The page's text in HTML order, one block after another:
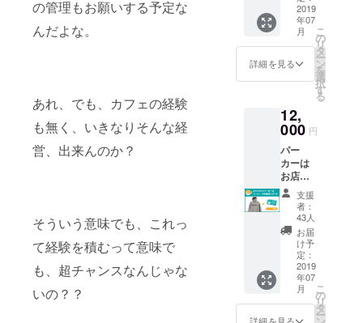
の管理もお願いする予定な
んだよな。
あれ、でも、カフェの経験
も無く、いきなりそんな経
営、出来んのか？
そういう意味でも、これっ
て経験を積むって意味で
も、超チャンスなんじゃな
いの？？
スにて
２０１
９年７
（月）
１９時~
分。
は？ ・
喋りの
「間」
とは？
などな
関する
基礎を
しま
す。 ＠
Pharma
cy
Coffee
Labの上
の階、
（株）
TDXの
新しい
オフィ
スにて
一緒に
カッピ
ングし
ながら
みんな
くなの
で、味
だけ
じゃな
く、名
前も決
めちゃ
おう！
Pharma
Coffee
Labの上
の階、
（株）
TDXの
しま
す。 今
後も
グッズ
として
パー
カーの
してい
きます
が、今
回は、
このク
ラウド
ファン
ディン
グにご
協力い
ただい
た方限
定のも
のとな
りま
す。 ヘ
ビー
2019
年07
月
詳細を見る
こ
の
リ
タ
ー
ン
を
選
択
す
る
12,
000 円
パー
カーは
お店に
コー
ヒーを
飲みに
来られ
た時に
お渡し
しま
す。 今
後も
グッズ
として
支援
者：
43人
お届
け予
定：
2019
年07
月
こ
の
リ
タ
ー